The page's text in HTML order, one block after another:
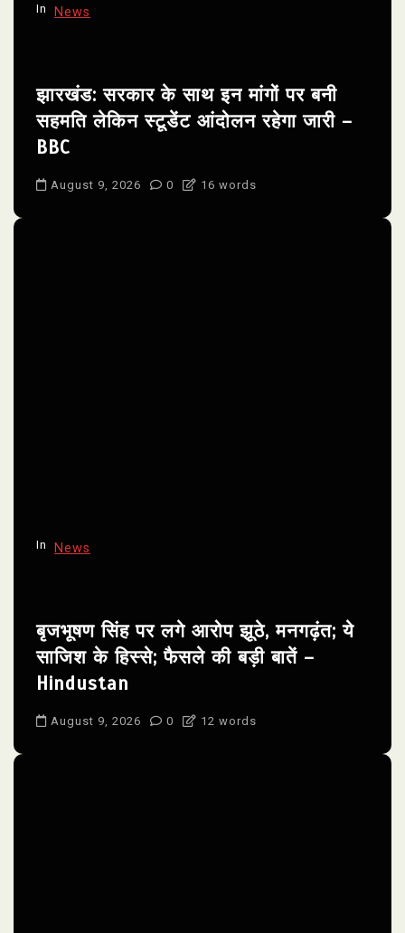
In News
झारखंड: सरकार के साथ इन मांगों पर बनी
सहमति लेकिन स्टूडेंट आंदोलन रहेगा जारी –
BBC
August 9, 2026 0 16 words
In News
बृजभूषण सिंह पर लगे आरोप झूठे, मनगढ़ंत; ये
साजिश के हिस्से; फैसले की बड़ी बातें –
Hindustan
August 9, 2026 0 12 words